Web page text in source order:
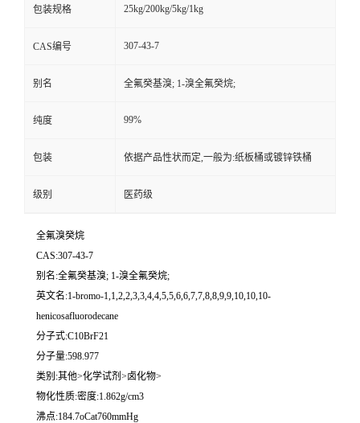
包装规格 25kg/200kg/5kg/1kg
CAS编号 307-43-7
别名 全氟癸基溴; 1-溴全氟癸烷;
纯度 99%
包装 依据产品性状而定,一般为:纸板桶或镀锌铁桶
级别 医药级
全氟溴癸烷
CAS:307-43-7
别名:全氟癸基溴; 1-溴全氟癸烷;
英文名:1-bromo-1,1,2,2,3,3,4,4,5,5,6,6,7,7,8,8,9,9,10,10,10-
henicosafluorodecane
分子式:C10BrF21
分子量:598.977
类别:其他>化学试剂>卤化物>
物化性质:密度:1.862g/cm3
沸点:184.7oCat760mmHg